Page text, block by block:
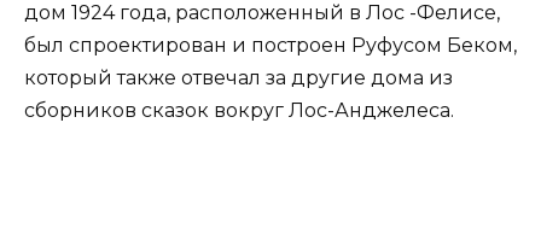
дом 1924 года, расположенный в Лос -Фелисе,
был спроектирован и построен Руфусом Беком,
который также отвечал за другие дома из
сборников сказок вокруг Лос-Анджелеса.